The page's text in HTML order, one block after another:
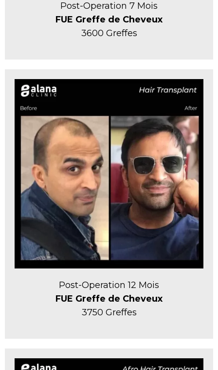
Post-Operation 7 Mois
FUE Greffe de Cheveux
3600 Greffes
Post-Operation 12 Mois
FUE Greffe de Cheveux
3750 Greffes